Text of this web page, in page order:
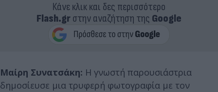
Κάνε κλικ και δες περισσότερο
Flash.grστην αναζήτηση της Google
Μαίρη Συνατσάκη: Η γνωστή παρουσιάστρια
δημοσίευσε μια τρυφερή φωτογραφία με τον